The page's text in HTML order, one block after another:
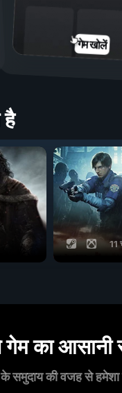
गेम खोलें
11
का आसानी
समुदाय की वजह से हमेशा